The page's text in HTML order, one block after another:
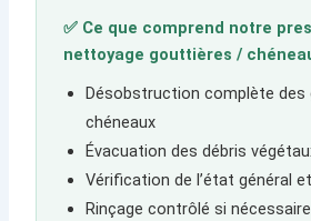
✅ Ce que comprend notre
nettoyage gouttières /
Désobstruction complète
chéneaux
Évacuation des débris
Vérification de l’état général
Rinçage contrôlé si nécessaire